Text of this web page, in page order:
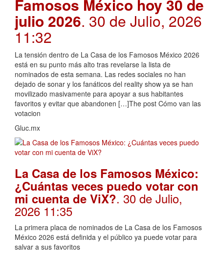
Famosos México hoy 30 de
julio 2026. 30 de Julio, 2026
11:32
La tensión dentro de La Casa de los Famosos México 2026
está en su punto más alto tras revelarse la lista de
nominados de esta semana. Las redes sociales no han
dejado de sonar y los fanáticos del reality show ya se han
movilizado masivamente para apoyar a sus habitantes
favoritos y evitar que abandonen […]The post Cómo van las
votacion
Gluc.mx
La Casa de los Famosos México:
¿Cuántas veces puedo votar con
mi cuenta de ViX?. 30 de Julio,
2026 11:35
La primera placa de nominados de La Casa de los Famosos
México 2026 está definida y el público ya puede votar para
salvar a sus favoritos